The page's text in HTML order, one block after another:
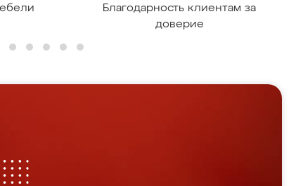
Благодарность клиентам за
доверие